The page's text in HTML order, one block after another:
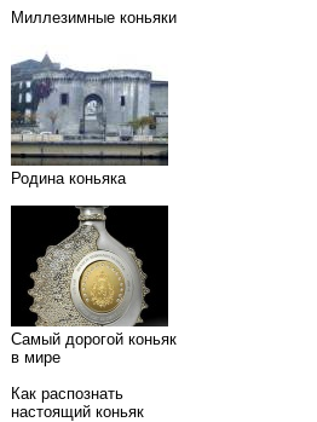
Миллезимные коньяки
Родина коньяка
Самый дорогой коньяк
в мире
Как распознать
настоящий коньяк